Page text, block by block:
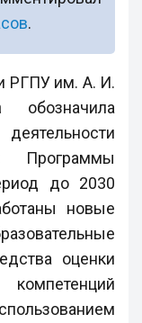
.
РГПУ им. А. И.
обозначила
Программы
до 2030
новые
оценки